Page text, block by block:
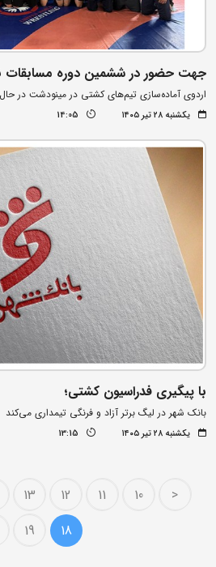
جهت حضور در ششمین دوره مسابقات
اردوی آماده‌سازی تیم‌های کشتی در مینودشت در
یکشنبه ۲۸ تیر ۱۴۰۵ 14:05
با پیگیری فدراسیون کشتی؛
بانک شهر در لیگ برتر آزاد و فرنگی تیمداری می‌کند
یکشنبه ۲۸ تیر ۱۴۰۵ 13:15
<
10
11
12
13
18
19